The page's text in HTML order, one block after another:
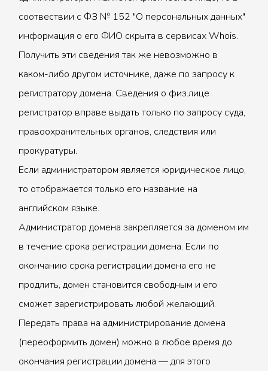
соотвествии с ФЗ № 152 "О персональных данных"
информация о его ФИО скрыта в сервисах Whois.
Получить эти сведения так же невозможно в
каком-либо другом источнике, даже по запросу к
регистратору домена. Сведения о физ.лице
регистратор вправе выдать только по запросу суда,
правоохранительных органов, следствия или
прокуратуры.
Если администратором является юридическое лицо,
то отображается только его название на
английском языке.
Администратор домена закрепляется за доменом им
в течение срока регистрации домена. Если по
окончанию срока регистрации домена его не
продлить, домен становится свободным и его
сможет зарегистрировать любой желающий.
Передать права на администрирование домена
(переоформить домен) можно в любое время до
окончания регистрации домена — для этого